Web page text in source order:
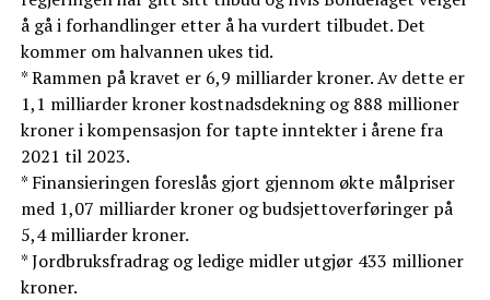
å gå i forhandlinger etter å ha vurdert tilbudet. Det
kommer om halvannen ukes tid.
* Rammen på kravet er 6,9 milliarder kroner. Av dette er
1,1 milliarder kroner kostnadsdekning og 888 millioner
kroner i kompensasjon for tapte inntekter i årene fra
2021 til 2023.
* Finansieringen foreslås gjort gjennom økte målpriser
med 1,07 milliarder kroner og budsjettoverføringer på
5,4 milliarder kroner.
* Jordbruksfradrag og ledige midler utgjør 433 millioner
kroner.